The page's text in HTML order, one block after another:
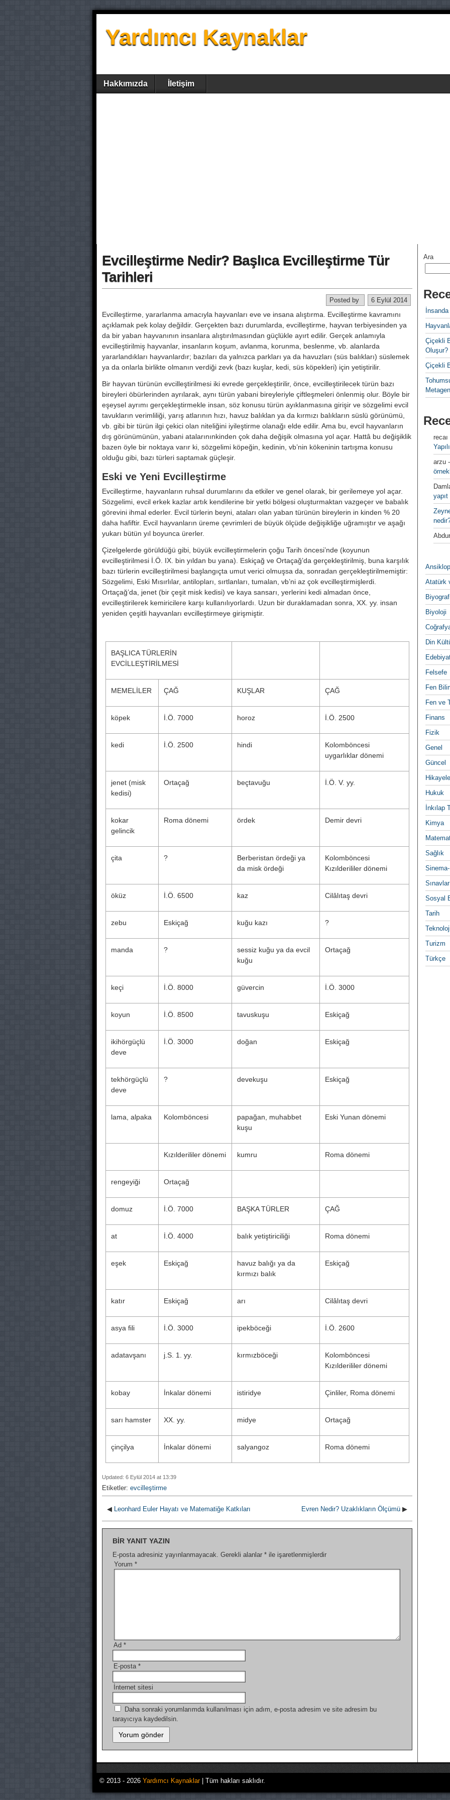
Yardımcı Kaynaklar
Hakkımızda İletişim
Evcilleştirme Nedir? Başlıca Evcilleştirme Tür
Tarihleri
6 Eylül 2014
Posted by
Evcilleştirme, yararlanma amacıyla hayvanları eve ve insana alıştırma. Evcilleştirme kavramını
açıklamak pek kolay değildir. Gerçekten bazı durumlarda, evcilleştirme, hayvan terbiyesinden ya
da bir yaban hayvanının insanlara alıştırılmasından güçlükle ayırt edilir. Gerçek an­lamıyla
evcilleştirilmiş hayvanlar, insanların koşum, avlanma, korun­ma, beslenme, vb. alanlarda
yararlandıkları hayvanlardır; bazıları da yalnızca parkları ya da havuzları (süs balıkları) süslemek
ya da onlar­la birlikte olmanın verdiği zevk (bazı kuşlar, kedi, süs köpekleri) için ye­tiştirilir.
Bir hayvan türünün evcilleştirilmesi iki evrede gerçekleştirilir, önce, evcilleştirilecek türün bazı
bireyleri öbürlerinden ayrılarak, aynı türün yabani bireyleriyle çiftleşmeleri ön­lenmiş olur. Böyle bir
eşeysel ayrımı gerçekleştirmekle insan, söz konusu türün ayıklanmasına girişir ve sözgelimi evcil
tavukların verimliliği, yarış atlarının hızı, havuz balıklan ya da kırmızı balıkların süslü görü­nümü,
vb. gibi bir türün ilgi çekici olan niteliğini iyileştirme olanağı elde edilir. Ama bu, evcil hayvanla­rın
dış görünümünün, yabani atalarınınkinden çok daha değişik olma­sına yol açar. Hattâ bu değişiklik
bazen öyle bir noktaya varır ki, sözgelimi köpeğin, kedinin, vb’nin kökeninin tartışma konusu
olduğu gibi, bazı türleri saptamak güçleşir.
Eski ve Yeni Evcilleştirme
Evcilleştirme, hayvanların ruhsal durumlarını da etkiler ve genel ola­rak, bir gerilemeye yol açar.
Sözge­limi, evcil erkek kazlar artık kendi­lerine bir yetki bölgesi oluşturmak­tan vazgeçer ve babalık
görevini ihmal ederler. Evcil türlerin beyni, ataları olan yaban türünün bireyle­rin in kinden % 20
daha hafiftir. Evcil hayvanların üreme çevrimleri de büyük ölçüde değişikliğe uğra­mıştır ve aşağı
yukarı bütün yıl bo­yunca ürerler.
Çizelgelerde görüldüğü gibi, büyük evcilleştirmelerin çoğu Tarih öncesi’nde (koyunun
evcilleştirilmesi İ.Ö. IX. bin yıldan bu yana). Eskiçağ ve Ortaçağ’da gerçekleştirilmiş, buna karşılık
bazı türlerin evcilleştirilme­si başlangıçta umut verici olmuşsa da, sonradan gerçekleştirilmemiş­tir:
Sözgelimi, Eski Mısırlılar, anti­lopları, sırtlanları, tumalan, vb’ni az çok evcilleştirmişlerdi.
Ortaçağ’da, jenet (bir çeşit misk kedisi) ve kaya sansarı, yerlerini kedi alma­dan önce,
evcilleştirilerek kemiricilere karşı kullanılıyorlardı. Uzun bir duraklamadan sonra, XX. yy. insan
yeniden çeşitli hayvanları evcil­leştirmeye girişmiştir.
BAŞLICA TÜRLERİN
EVCİLLEŞTİRİLMESİ
MEMELİLER ÇAĞ KUŞLAR ÇAĞ
köpek İ.Ö. 7000 horoz İ.Ö. 2500
kedi İ.Ö. 2500 hindi
Kolomböncesi
uygarlıklar dönemi
jenet (misk
kedisi)
Ortaçağ beçtavuğu İ.Ö. V. yy.
kokar
gelincik
Roma dönemi ördek Demir devri
çita ?
Berberistan ördeği ya
da misk ördeği
Kolomböncesi
Kızılderililer dönemi
öküz İ.Ö. 6500 kaz Cilâlıtaş devri
zebu Eskiçağ kuğu kazı ?
manda ?
sessiz kuğu ya da evcil
kuğu
Ortaçağ
keçi İ.Ö. 8000 güvercin İ.Ö. 3000
koyun İ.Ö. 8500 tavuskuşu Eskiçağ
ikihörgüçlü
deve
İ.Ö. 3000 doğan Eskiçağ
tekhörgüçlü
deve
? devekuşu Eskiçağ
lama, alpaka Kolomböncesi
papağan, muhabbet
kuşu
Eski Yunan dönemi
Kızılderililer dönemi kumru Roma dönemi
rengeyiği Ortaçağ
domuz İ.Ö. 7000 BAŞKA TÜRLER ÇAĞ
at İ.Ö. 4000 balık yetiştiriciliği Roma dönemi
eşek Eskiçağ
havuz balığı ya da
kırmızı balık
Eskiçağ
katır Eskiçağ arı Cilâlıtaş devri
asya fili İ.Ö. 3000 ipekböceği İ.Ö. 2600
adatavşanı j.S. 1. yy. kırmızböceği
Kolomböncesi
Kızılderililer dönemi
kobay İnkalar dönemi istiridye Çinliler, Roma dönemi
sarı hamster XX. yy. midye Ortaçağ
çinçilya İnkalar dönemi salyangoz Roma dönemi
Updated: 6 Eylül 2014 at 13:39
Etiketler: evcilleştirme
◀ Leonhard Euler Hayatı ve Matematiğe Katkıları Evren Nedir? Uzaklıkların Ölçümü ▶
BIR YANIT YAZIN
E-posta adresiniz yayınlanmayacak. Gerekli alanlar * ile işaretlenmişlerdir
Yorum *
Ad *
E-posta *
İnternet sitesi
Daha sonraki yorumlarımda kullanılması için adım, e-posta adresim ve site adresim bu
tarayıcıya kaydedilsin.
Ara
Çiçekli
Oluşur?
Çiçekli
arzu
Atatürk
Biyoloji
Din
Felsefe
Fen
Fen ve
Finans
Fizik
Genel
Güncel
Hukuk
İnkılap
Kimya
Sağlık
Sınavlar
Sosyal
Tarih
Turizm
Türkçe
© 2013 - 2026 Yardımcı Kaynaklar| Tüm hakları saklıdır.